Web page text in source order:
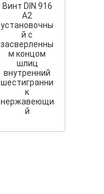
Винт DIN 916
А2
установочны
й с
засверленны
м концом
шлиц
внутренний
шестигранни
к
нержавеющи
й